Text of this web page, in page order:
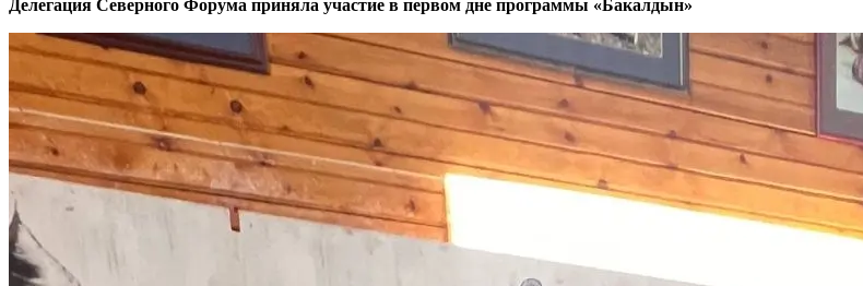
Делегация Северного Форума приняла участие в первом дне программы «Бакалдын»